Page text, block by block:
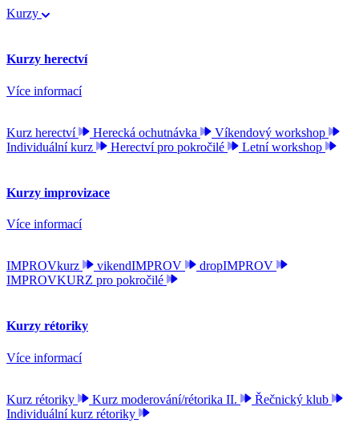
Kurzy
Kurzy herectví
Více informací
Kurz herectví Herecká ochutnávka
Víkendový workshop
Individuální kurz
Herectví pro pokročilé Letní workshop
Kurzy improvizace
Více informací
IMPROVkurz vikendIMPROV
dropIMPROV
IMPROVKURZ pro pokročilé
Kurzy rétoriky
Více informací
Kurz rétoriky Kurz moderování/rétorika II.
Řečnický klub
Individuální kurz rétoriky